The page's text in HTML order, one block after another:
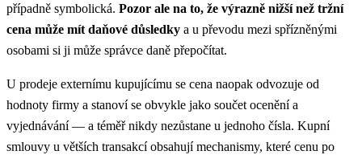
případně symbolická. Pozor ale na to, že výrazně nižší než tržní
cena může mít daňové důsledky a u převodu mezi spřízněnými
osobami si ji může správce daně přepočítat.
U prodeje externímu kupujícímu se cena naopak odvozuje od
hodnoty firmy a stanoví se obvykle jako součet ocenění a
vyjednávání — a téměř nikdy nezůstane u jednoho čísla. Kupní
smlouvy u větších transakcí obsahují mechanismy, které cenu po